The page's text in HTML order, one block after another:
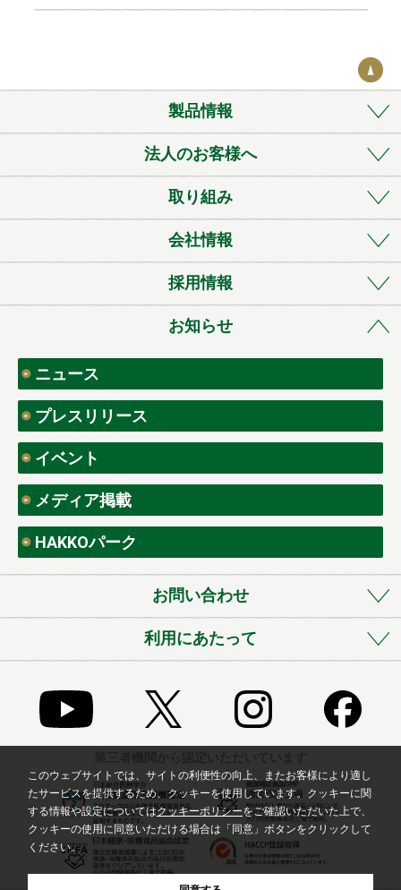
k
製品情報
法人のお客様へ
取り組み
会社情報
採用情報
お知らせ
ニュース
プレスリリース
イベント
メディア掲載
HAKKOパーク
お問い合わせ
利用にあたって
このウェブサイトでは、サイトの利便性の向上、またお客様により適し
たサービスを提供するため、クッキーを使用しています。クッキーに関
する情報や設定についてはクッキーポリシーをご確認いただいた上で、
クッキーの使用に同意いただける場合は「同意」ボタンをクリックして
ください。